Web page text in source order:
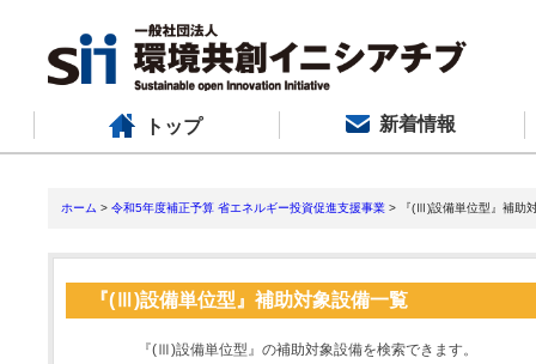
トップ 新着情報
ホーム > 令和5年度補正予算 省エネルギー投資促進支援事業 > 『(Ⅲ)設備単位型』補助
『(Ⅲ)設備単位型』補助対象設備一覧
『(Ⅲ)設備単位型』の補助対象設備を検索できます。